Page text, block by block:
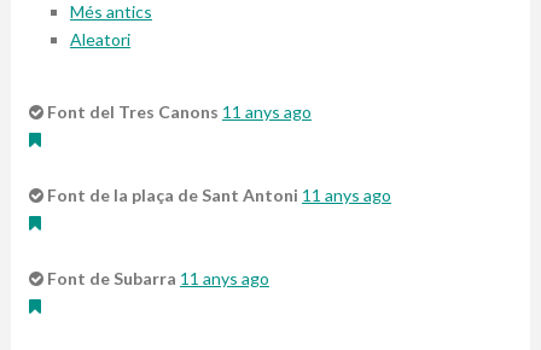
Més antics
Aleatori
Font del Tres Canons 11 anys ago
Font de la plaça de Sant Antoni 11 anys ago
Font de Subarra 11 anys ago